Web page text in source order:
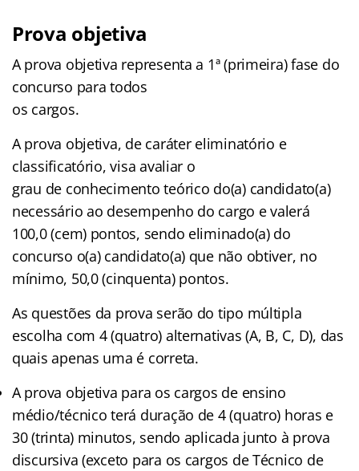
Prova objetiva
A prova objetiva representa a 1ª (primeira) fase do
concurso para todos
os cargos.
A prova objetiva, de caráter eliminatório e
classificatório, visa avaliar o
grau de conhecimento teórico do(a) candidato(a)
necessário ao desempenho do cargo e valerá
100,0 (cem) pontos, sendo eliminado(a) do
concurso o(a) candidato(a) que não obtiver, no
mínimo, 50,0 (cinquenta) pontos.
As questões da prova serão do tipo múltipla
escolha com 4 (quatro) alternativas (A, B, C, D), das
quais apenas uma é correta.
A prova objetiva para os cargos de ensino
médio/técnico terá duração de 4 (quatro) horas e
30 (trinta) minutos, sendo aplicada junto à prova
discursiva (exceto para os cargos de Técnico de